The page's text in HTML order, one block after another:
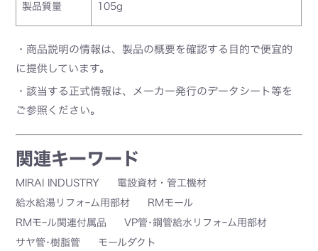
製品質量 105g
・商品説明の情報は、製品の概要を確認する目的で便宜的
に提供しています。
・該当する正式情報は、メーカー発行のデータシート等を
ご参照ください。
関連キーワード
MIRAI INDUSTRY
電設資材・管工機材
給水給湯リフォｰム用部材
RMモール
RMモｰル関連付属品
VP管･鋼管給水リフォｰム用部材
サヤ管･樹脂管
モールダクト